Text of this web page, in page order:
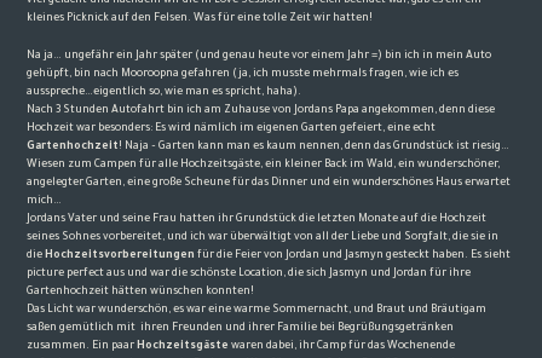
kleines Picknick auf den Felsen. Was für eine tolle Zeit wir hatten!
Na ja… ungefähr ein Jahr später (und genau heute vor einem Jahr =) bin ich in mein Auto
gehüpft, bin nach Mooroopna gefahren (ja, ich musste mehrmals fragen, wie ich es
ausspreche…eigentlich so, wie man es spricht, haha).
Nach 3 Stunden Autofahrt bin ich am Zuhause von Jordans Papa angekommen, denn diese
Hochzeit war besonders: Es wird nämlich im eigenen Garten gefeiert, eine echt
Gartenhochzeit ! Naja – Garten kann man es kaum nennen, denn das Grundstück ist riesig…
Wiesen zum Campen für alle Hochzeitsgäste, ein kleiner Back im Wald, ein wunderschöner,
angelegter Garten, eine große Scheune für das Dinner und ein wunderschönes Haus erwartet
mich…
Jordans Vater und seine Frau hatten ihr Grundstück die letzten Monate auf die Hochzeit
seines Sohnes vorbereitet, und ich war überwältigt von all der Liebe und Sorgfalt, die sie in
dieHochzeitsvorbereitungen für die Feier von Jordan und Jasmyn gesteckt haben. Es sieht
picture perfect aus und war die schönste Location, die sich Jasmyn und Jordan für ihre
Gartenhochzeit hätten wünschen konnten!
Das Licht war wunderschön, es war eine warme Sommernacht, und Braut und Bräutigam
saßen gemütlich mit ihren Freunden und ihrer Familie bei Begrüßungsgetränken
zusammen. Ein paarHochzeitsgäste waren dabei, ihr Camp für das Wochenende